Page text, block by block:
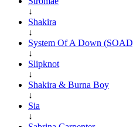
↓
Shakira
↓
System Of A Down
↓
Slipknot
↓
Shakira & Burna Boy
↓
Sia
↓